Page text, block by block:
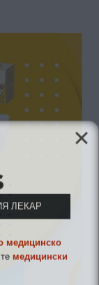
ЛЕКАР
медицински